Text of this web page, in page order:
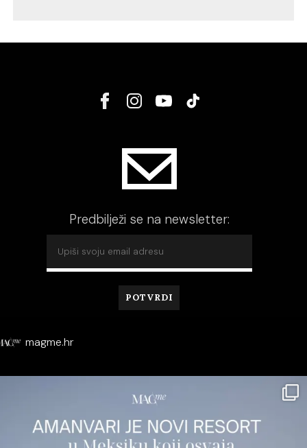
Predbilježi se na newsletter:
magme.hr